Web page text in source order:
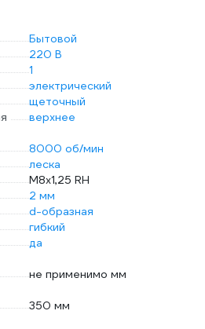
Бытовой
220 В
1
электрический
щеточный
верхнее
8000 об/мин
леска
М8х1,25 RH
2 мм
d-образная
гибкий
да
не применимо мм
350 мм